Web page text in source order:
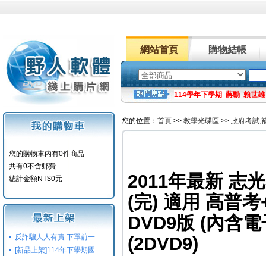
網站首頁 購物結帳
114學年下學期 蔣勳 賴世雄
您的購物車内有0件商品
共有0不含郵費
總計金額NT$0元
反詐騙人人有責 下單前一定要注意
[新品上架]114年下學期國小國中高中命題光碟,校用卷,習作
您的位置： 首頁 >> 教學光碟區 >> 政府考試,
2011年最新 志
(完) 適用 高普
DVD9版 (內含
(2DVD9)